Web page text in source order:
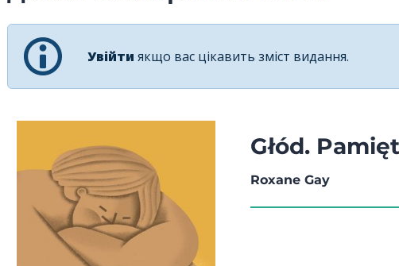
Увійти якщо вас цікавить зміст видання.
Głód.
Roxane Gay